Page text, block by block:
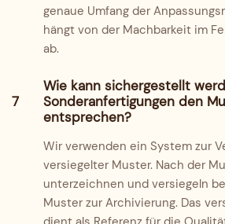
genaue Umfang der
hängt von der Machbarkeit im
ab.
7
Wie kann sichergestellt
Sonderanfertigungen den
entsprechen?
Wir verwenden ein System zur
versiegelter Muster. Nach der
unterzeichnen und versiegeln
Muster zur Archivierung. Das